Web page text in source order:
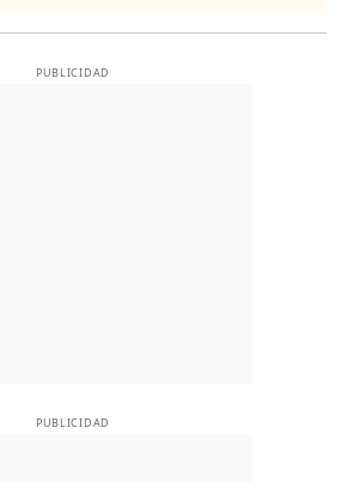
PUBLICIDAD
PUBLICIDAD